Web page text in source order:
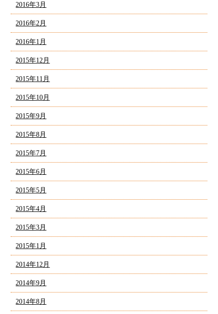
2016年3月
2016年2月
2016年1月
2015年12月
2015年11月
2015年10月
2015年9月
2015年8月
2015年7月
2015年6月
2015年5月
2015年4月
2015年3月
2015年1月
2014年12月
2014年9月
2014年8月